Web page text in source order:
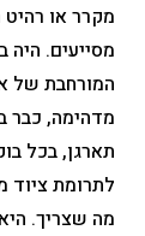
מקרר או
מסייעים.
המורחבת של
מדהימה, כבר
תארגן, בכל
לתרומת ציוד
מה שצריך.